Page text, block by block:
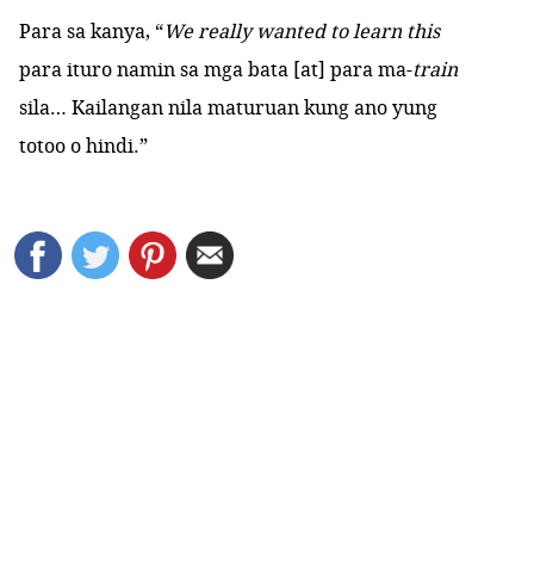
Para sa kanya, “We really wanted to learn this
para ituro namin sa mga bata [at] para ma-train
sila… Kailangan nila maturuan kung ano yung
totoo o hindi.”